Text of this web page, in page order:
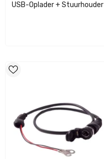
USB-Oplader + Stuurhouder